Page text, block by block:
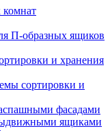
П-образных ящиков
и хранения
сортировки и
фасадами
ящиками